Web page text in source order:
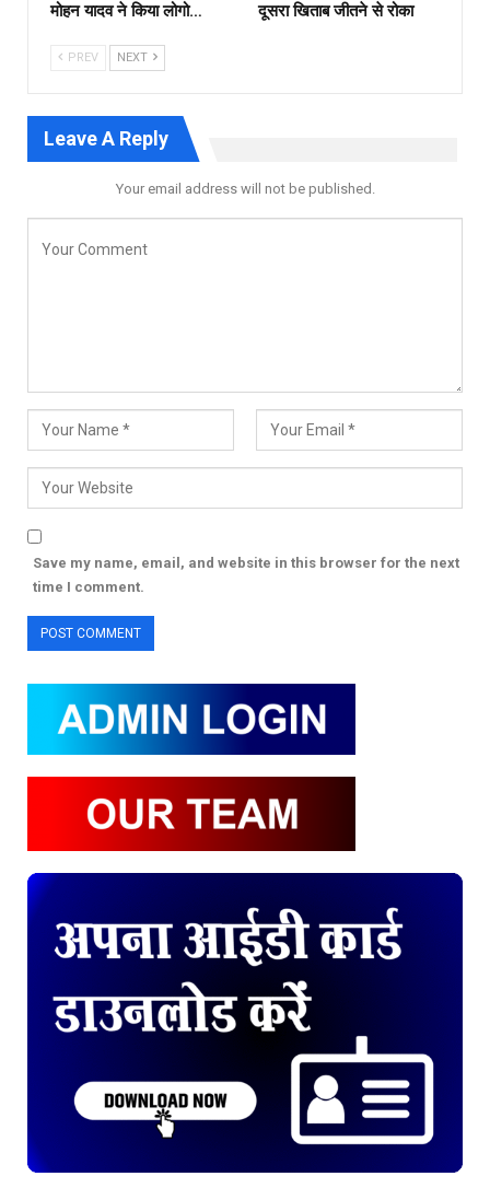
मोहन यादव ने किया लोगो…
दूसरा खिताब जीतने से रोका
PREV NEXT
Leave A Reply
Your email address will not be published.
Save my name, email, and website in this browser for the next
time I comment.